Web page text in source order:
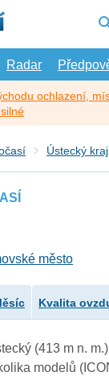
Radar
ochlazení,
Ústecký kraj
město
Kvalita
(413 m n.
modelů